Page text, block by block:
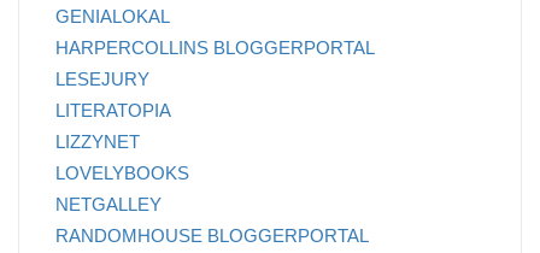
GENIALOKAL
HARPERCOLLINS BLOGGERPORTAL
LESEJURY
LITERATOPIA
LIZZYNET
LOVELYBOOKS
NETGALLEY
RANDOMHOUSE BLOGGERPORTAL